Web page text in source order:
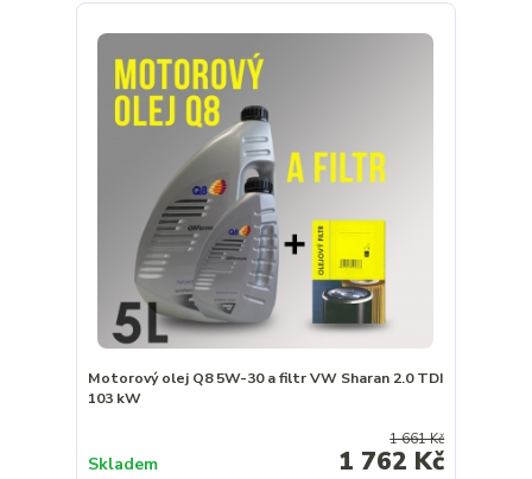
Motorový olej Q8 5W-30 a filtr VW Sharan 2.0 TDI
103 kW
1 661 Kč
1 762 Kč
Skladem